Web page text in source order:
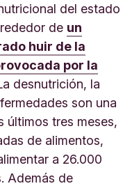
del estado
de un
huir de la
por la
desnutrición, la
son una
últimos tres meses,
de alimentos,
a 26.000
Además de